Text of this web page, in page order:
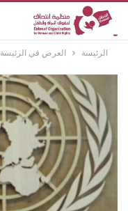
الرئيسة العرض في الرئيسة